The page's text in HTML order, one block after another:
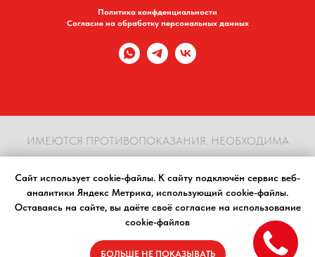
Политика конфденциальности
Согласие на обработку персональных данных
ИМЕЮТСЯ ПРОТИВОПОКАЗАНИЯ. НЕОБХОДИМА
КОНСУЛЬТАЦИЯ СПЕЦИАЛИСТА
для образовательных целей и не должны использоваться в качестве медицинских
рекомендаций. Определение диагноза и выбор методики лечения остается
исключительной прерогативой вашего лечащего врача! Клиника Соло не несёт
ответственности за возможные негативные последствия, возникшие в результате
Сайт использует cookie-файлы. К cайту подключён сервис веб-
аналитики Яндекс Метрика, использующий cookie-файлы.
Оставаясь на сайте, вы даёте своё согласие на использование
cookie-файлов
БОЛЬШЕ НЕ ПОКАЗЫВАТЬ